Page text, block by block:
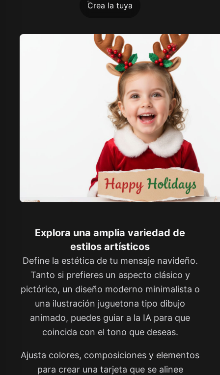
Crea la tuya
Explora una amplia variedad de
estilos artísticos
Define la estética de tu mensaje navideño.
Tanto si prefieres un aspecto clásico y
pictórico, un diseño moderno minimalista o
una ilustración juguetona tipo dibujo
animado, puedes guiar a la IA para que
coincida con el tono que deseas.
Ajusta colores, composiciones y elementos
para crear una tarjeta que se alinee